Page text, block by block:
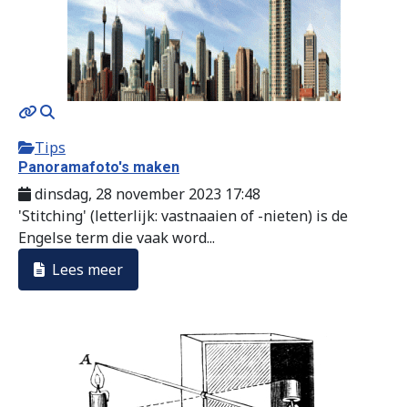
Tips
Panoramafoto's maken
dinsdag, 28 november 2023 17:48
'Stitching' (letterlijk: vastnaaien of -nieten) is de
Engelse term die vaak word...
Lees meer